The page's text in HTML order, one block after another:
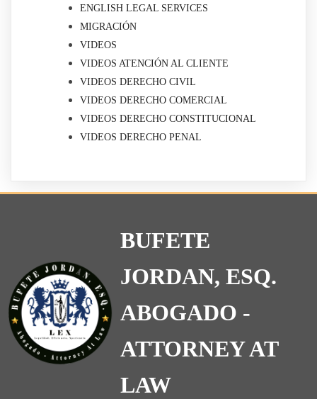
ENGLISH LEGAL SERVICES
MIGRACIÓN
VIDEOS
VIDEOS ATENCIÓN AL CLIENTE
VIDEOS DERECHO CIVIL
VIDEOS DERECHO COMERCIAL
VIDEOS DERECHO CONSTITUCIONAL
VIDEOS DERECHO PENAL
BUFETE
JORDAN, ESQ.
ABOGADO -
ATTORNEY AT
LAW